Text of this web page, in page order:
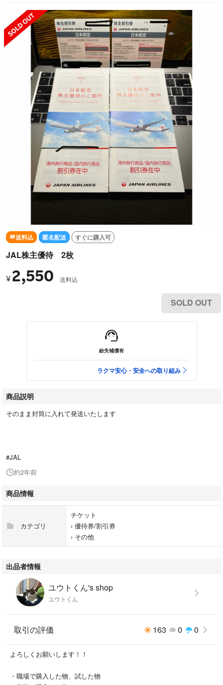
SOLD OUT
送料込 匿名配送 すぐに購入可
JAL株主優待 2枚
¥ 2,550 送料込
SOLD OUT
紛失補償有
ラクマ安心・安全への取り組み
商品説明
そのまま封筒に入れて発送いたします
#JAL
約2年前
商品情報
カテゴリ
チケット
› 優待券/割引券
› その他
出品者情報
ユウトくん's shop
ユウトくん
取引の評価 163 0 0
よろしくお願いします！！
・職場で購入した物、試した物